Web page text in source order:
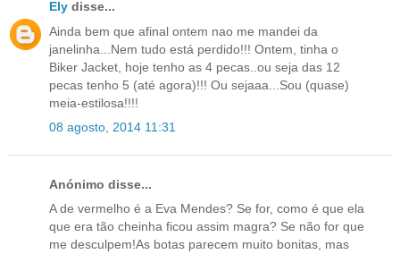
Ely disse...
Ainda bem que afinal ontem nao me mandei da
janelinha...Nem tudo está perdido!!! Ontem, tinha o
Biker Jacket, hoje tenho as 4 pecas..ou seja das 12
pecas tenho 5 (até agora)!!! Ou sejaaa...Sou (quase)
meia-estilosa!!!!
08 agosto, 2014 11:31
Anónimo disse...
A de vermelho é a Eva Mendes? Se for, como é que ela
que era tão cheinha ficou assim magra? Se não for que
me desculpem!As botas parecem muito bonitas, mas